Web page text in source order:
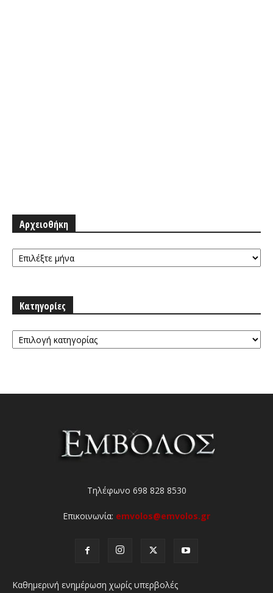
Αρχειοθήκη
Αρχειοθήκη
Κατηγορίες
Κατηγορίες
Τηλέφωνο 698 828 8530
Επικοινωνία: emvolos@emvolos.gr
Καθημερινή ενημέρωση χωρίς υπερβολές